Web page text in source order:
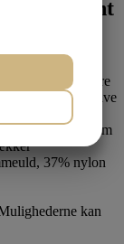
Black Night
kan